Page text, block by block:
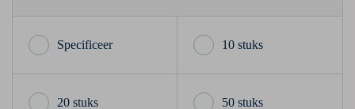
10 stuks
20 stuks 50 stuks